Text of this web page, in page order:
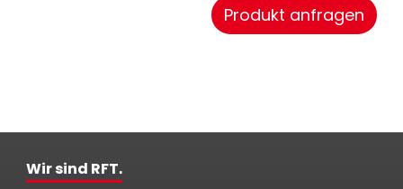
Produkt anfragen
Wir sind RFT.